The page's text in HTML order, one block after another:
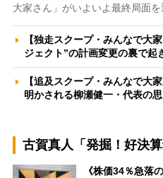
大家さん」がいよいよ最終局面
【独走スクープ・みんなで大
ジェクト”の計画変更の裏で起
【追及スクープ・みんなで大
明かされる柳瀬健一・代表の
古賀真人「発掘！好決算
《株価34％急落